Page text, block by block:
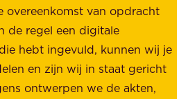
overeenkomst van opdracht
de regel een digitale
hebt ingevuld, kunnen wij je
en zijn wij in staat gericht
ontwerpen we de akten,